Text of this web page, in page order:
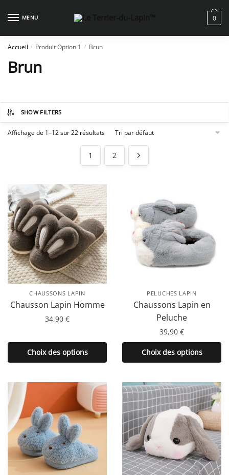
MENU 0
Accueil / Produit Option 1 / Brun
Brun
SHOW FILTERS
Affichage de 1–12 sur 22 résultats
1 2
CHAUSSONS LAPIN
Chausson Lapin Homme
34,90 €
Choix des options
produit
a
variations.
Les
options
peuvent
être
choisies
sur
la
PELUCHES LAPIN
Chaussons Lapin en
Peluche
39,90 €
Choix des options
Ce
produit
plusieurs
variations.
Les
options
peuvent
être
choisies
sur